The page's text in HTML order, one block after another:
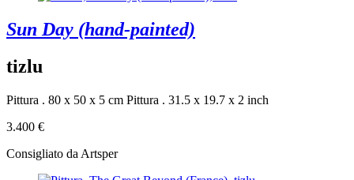
Sun Day (hand-painted)
tizlu
Pittura . 80 x 50 x 5 cm Pittura . 31.5 x 19.7 x 2 inch
3.400 €
Consigliato da Artsper